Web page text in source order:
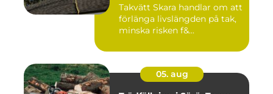
Takvätt Skara handlar om att
förlänga livslängden på tak,
minska risken f&...
05. aug